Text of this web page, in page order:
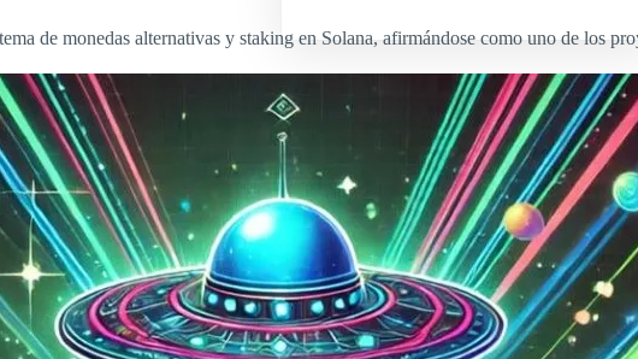
de monedas alternativas y staking en Solana, afirmándose como uno de los